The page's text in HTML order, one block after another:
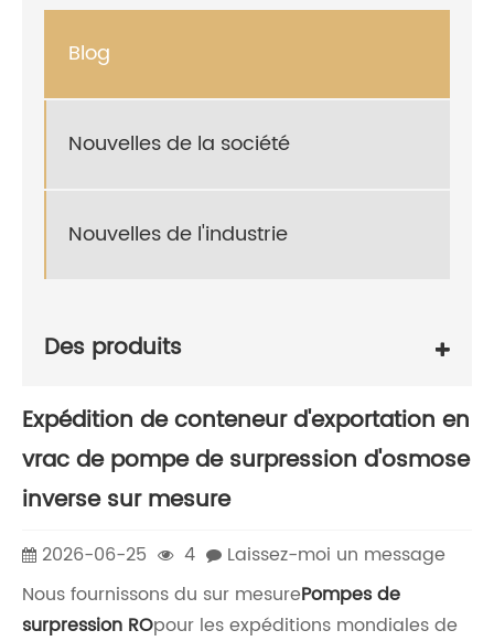
Blog
Nouvelles de la société
Nouvelles de l'industrie
Des produits
Expédition de conteneur d'exportation en
vrac de pompe de surpression d'osmose
inverse sur mesure
2026-06-25 4
Laissez-moi un message
Nous fournissons du sur mesurePompes de
surpression ROpour les expéditions mondiales de